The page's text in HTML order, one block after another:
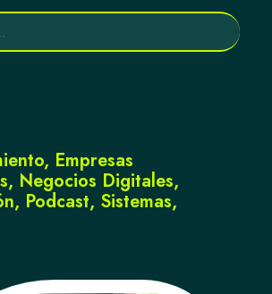
, Empresas
, Negocios Digitales,
, Podcast, Sistemas,